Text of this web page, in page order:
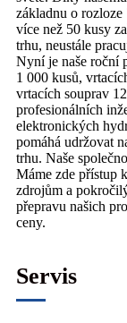
základnu o rozloze
více než 50 kusy
trhu, neustále
Nyní je naše roční
1 000 kusů,
vrtacích souprav
profesionálních
elektronických
pomáhá udržovat
trhu. Naše
Máme zde přístup
zdrojům a
přepravu našich
ceny.
Servis